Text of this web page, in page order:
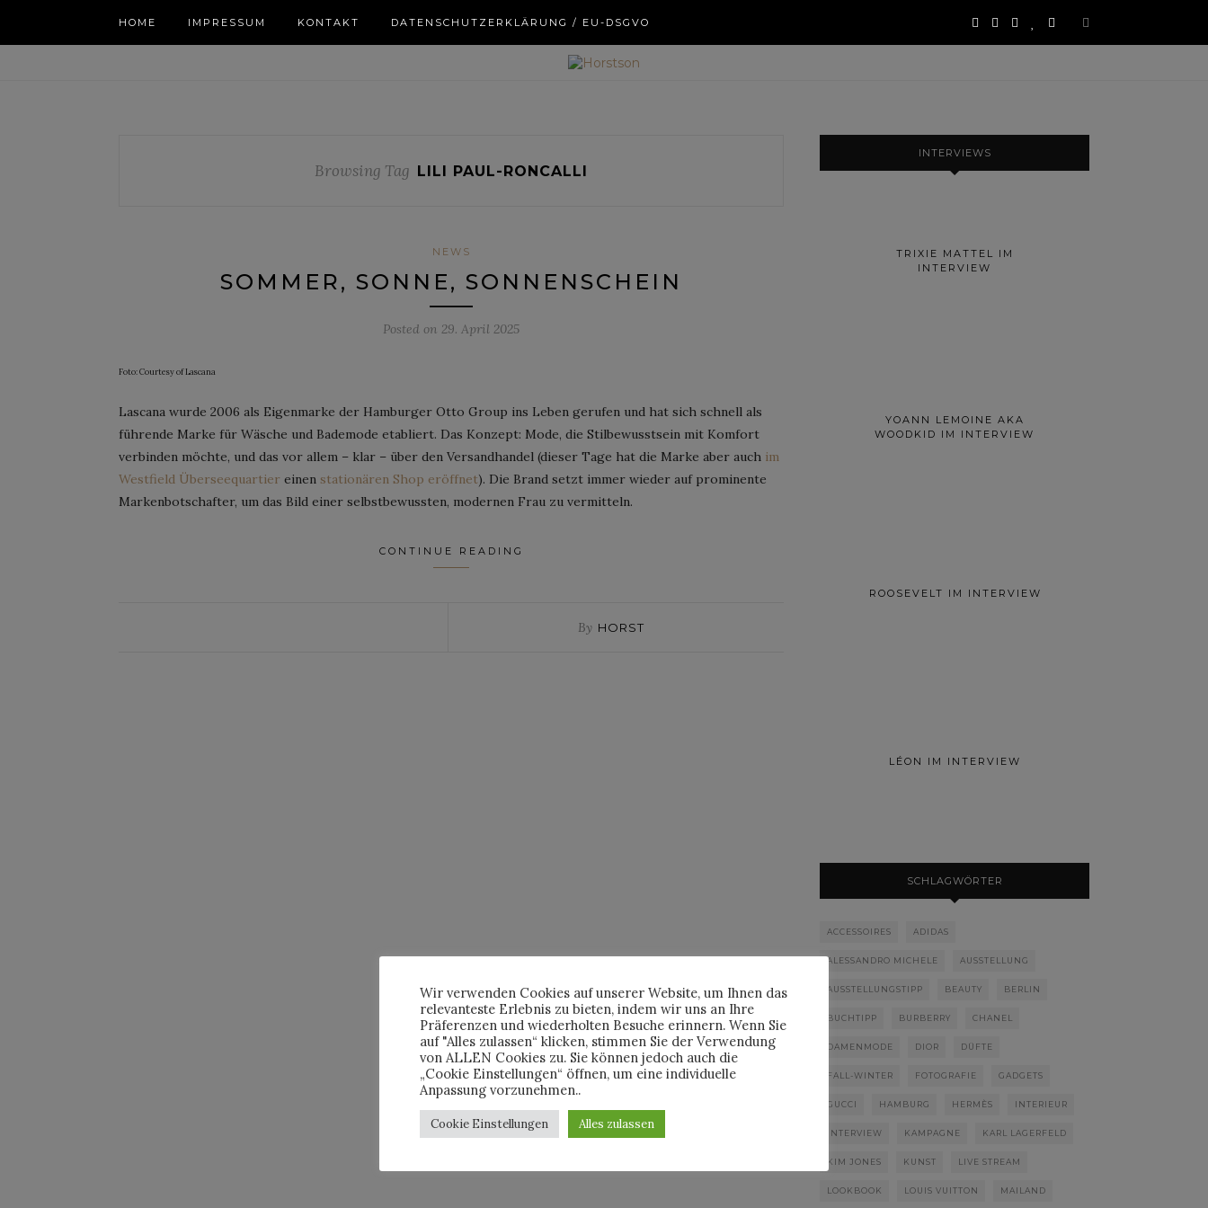
HOME IMPRESSUM KONTAKT DATENSCHUTZERKLÄRUNG / EU-DSGVO
Browsing Tag LILI PAUL-RONCALLI
NEWS
SOMMER, SONNE, SONNENSCHEIN
Posted on 29. April 2025
Foto: Courtesy of Lascana
Lascana wurde 2006 als Eigenmarke der Hamburger Otto Group ins Leben gerufen und hat sich schnell als
führende Marke für Wäsche und Bademode etabliert. Das Konzept: Mode, die Stilbewusstsein mit Komfort
verbinden möchte, und das vor allem – klar – über den Versandhandel (dieser Tage hat die Marke aber auch im
Westfield Überseequartier einen stationären Shop eröffnet). Die Brand setzt immer wieder auf prominente
Markenbotschafter, um das Bild einer selbstbewussten, modernen Frau zu vermitteln.
CONTINUE READING
By HORST
INTERVIEWS
TRIXIE MATTEL IM
INTERVIEW
YOANN LEMOINE AKA
WOODKID IM INTERVIEW
ROOSEVELT IM INTERVIEW
LÉON IM INTERVIEW
SCHLAGWÖRTER
ACCESSOIRES ADIDAS
ALESSANDRO MICHELE AUSSTELLUNG
AUSSTELLUNGSTIPP BEAUTY BERLIN
BUCHTIPP BURBERRY CHANEL
DAMENMODE DIOR DÜFTE
FALL-WINTER FOTOGRAFIE GADGETS
GUCCI HAMBURG HERMÈS INTERIEUR
INTERVIEW KAMPAGNE KARL LAGERFELD
KIM JONES KUNST LIVE STREAM
LOOKBOOK LOUIS VUITTON MAILAND
Wir verwenden Cookies auf unserer Website, um Ihnen das
relevanteste Erlebnis zu bieten, indem wir uns an Ihre
Präferenzen und wiederholten Besuche erinnern. Wenn Sie
auf "Alles zulassen“ klicken, stimmen Sie der Verwendung
von ALLEN Cookies zu. Sie können jedoch auch die
„Cookie Einstellungen“ öffnen, um eine individuelle
Anpassung vorzunehmen..
Cookie Einstellungen Alles zulassen